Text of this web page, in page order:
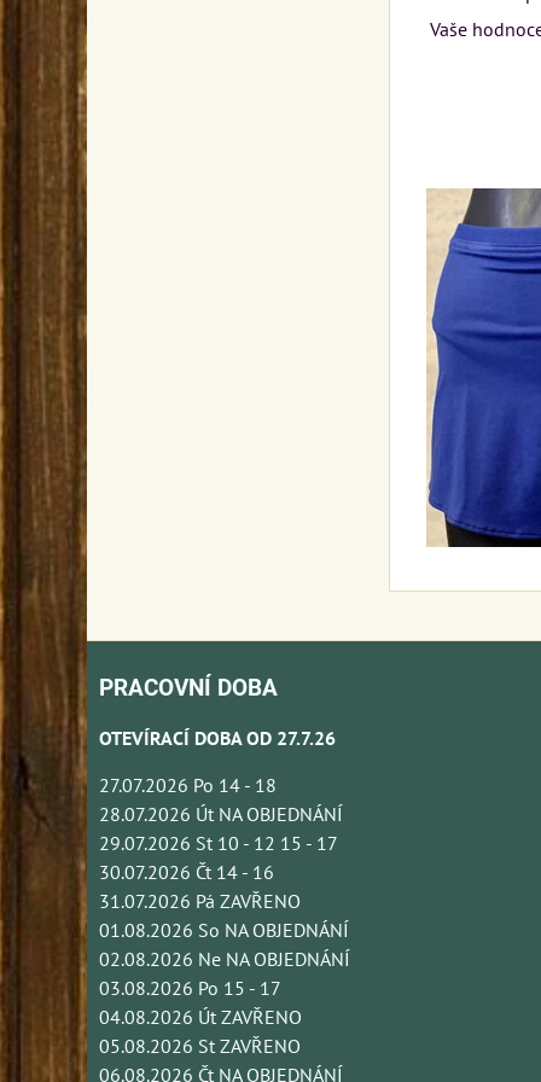
Vaše
PRACOVNÍ DOBA
OTEVÍRACÍ DOBA OD 27.7.26
27.07.2026 Po 14 - 18
28.07.2026 Út NA OBJEDNÁNÍ
29.07.2026 St 10 - 12 15 - 17
30.07.2026 Čt 14 - 16
31.07.2026 Pá ZAVŘENO
01.08.2026 So NA OBJEDNÁNÍ
02.08.2026 Ne NA OBJEDNÁNÍ
03.08.2026 Po 15 - 17
04.08.2026 Út ZAVŘENO
05.08.2026 St ZAVŘENO
06.08.2026 Čt NA OBJEDNÁNÍ